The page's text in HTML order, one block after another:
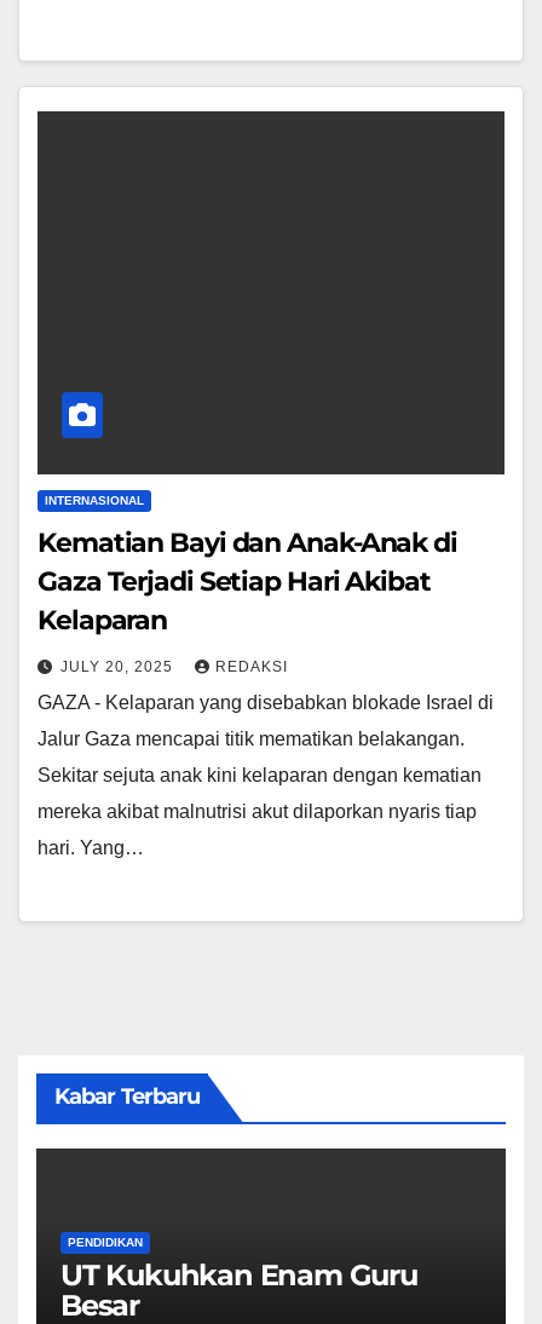
INTERNASIONAL
Kematian Bayi dan Anak-Anak di
Gaza Terjadi Setiap Hari Akibat
Kelaparan
JULY 20, 2025 REDAKSI
GAZA - Kelaparan yang disebabkan blokade Israel di
Jalur Gaza mencapai titik mematikan belakangan.
Sekitar sejuta anak kini kelaparan dengan kematian
mereka akibat malnutrisi akut dilaporkan nyaris tiap
hari. Yang…
Kabar Terbaru
PENDIDIKAN
UT Kukuhkan Enam Guru
Besar